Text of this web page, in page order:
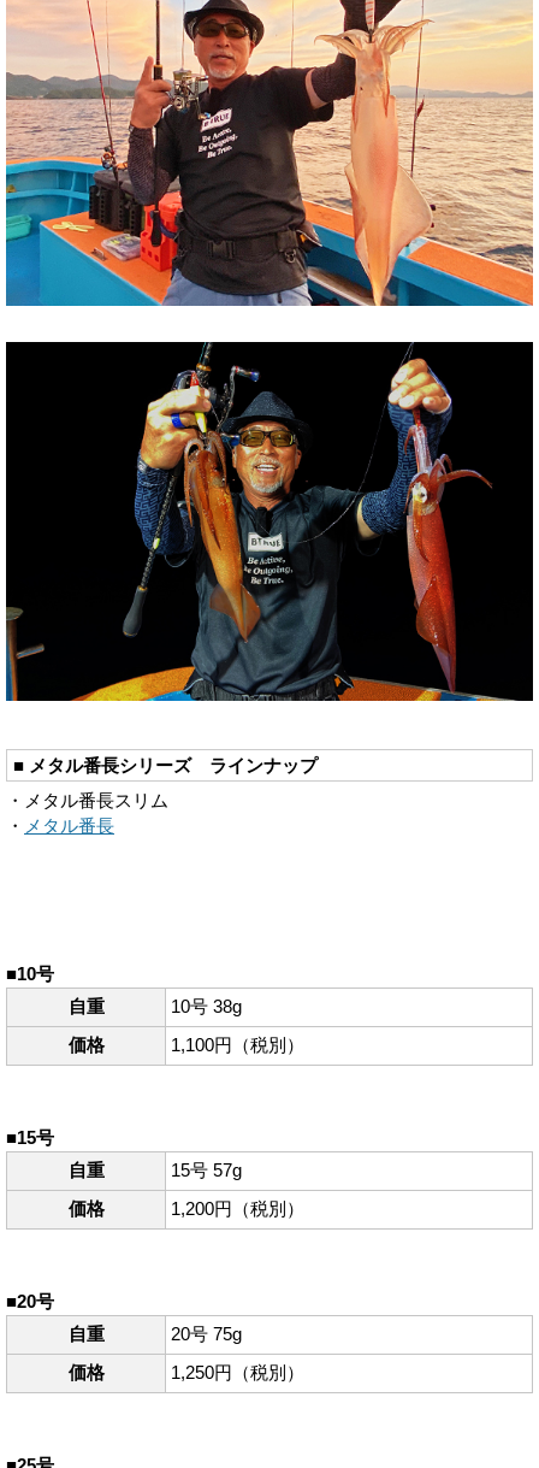
■ メタル番長シリーズ ラインナップ
・メタル番長スリム
・
メタル番長
■10号
自重
10号 38g
価格
1,100円（税別）
■15号
自重
15号 57g
価格
1,200円（税別）
■20号
自重
20号 75g
価格
1,250円（税別）